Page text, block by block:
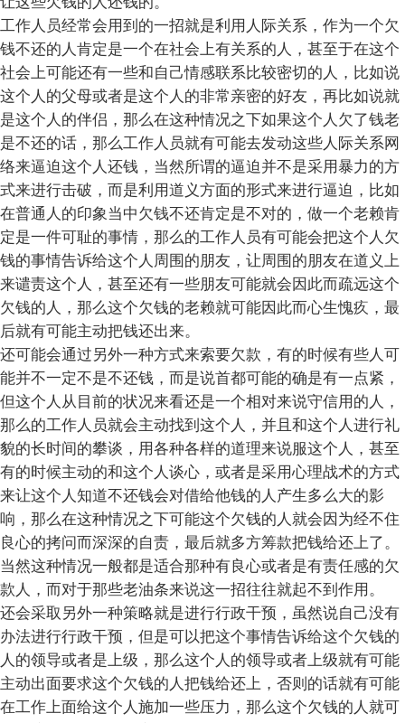
工作人员经常会用到的一招就是利用人际关系，作为一个欠
钱不还的人肯定是一个在社会上有关系的人，甚至于在这个
社会上可能还有一些和自己情感联系比较密切的人，比如说
这个人的父母或者是这个人的非常亲密的好友，再比如说就
是这个人的伴侣，那么在这种情况之下如果这个人欠了钱老
是不还的话，那么工作人员就有可能去发动这些人际关系网
络来逼迫这个人还钱，当然所谓的逼迫并不是采用暴力的方
式来进行击破，而是利用道义方面的形式来进行逼迫，比如
在普通人的印象当中欠钱不还肯定是不对的，做一个老赖肯
定是一件可耻的事情，那么的工作人员有可能会把这个人欠
钱的事情告诉给这个人周围的朋友，让周围的朋友在道义上
来谴责这个人，甚至还有一些朋友可能就会因此而疏远这个
欠钱的人，那么这个欠钱的老赖就可能因此而心生愧疚，最
后就有可能主动把钱还出来。
还可能会通过另外一种方式来索要欠款，有的时候有些人可
能并不一定不是不还钱，而是说首都可能的确是有一点紧，
但这个人从目前的状况来看还是一个相对来说守信用的人，
那么的工作人员就会主动找到这个人，并且和这个人进行礼
貌的长时间的攀谈，用各种各样的道理来说服这个人，甚至
有的时候主动的和这个人谈心，或者是采用心理战术的方式
来让这个人知道不还钱会对借给他钱的人产生多么大的影
响，那么在这种情况之下可能这个欠钱的人就会因为经不住
良心的拷问而深深的自责，最后就多方筹款把钱给还上了。
当然这种情况一般都是适合那种有良心或者是有责任感的欠
款人，而对于那些老油条来说这一招往往就起不到作用。
还会采取另外一种策略就是进行行政干预，虽然说自己没有
办法进行行政干预，但是可以把这个事情告诉给这个欠钱的
人的领导或者是上级，那么这个人的领导或者上级就有可能
主动出面要求这个欠钱的人把钱给还上，否则的话就有可能
在工作上面给这个人施加一些压力，那么这个欠钱的人就可